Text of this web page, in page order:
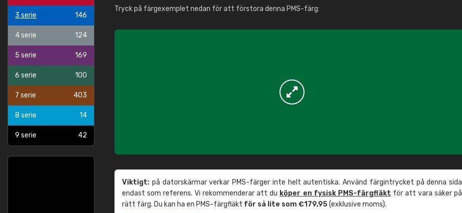
3 serie 146
4 serie 124
5 serie 169
6 serie 100
7 serie 403
8 serie 14
9 serie 42
Tryck på färgexemplet nedan för att förstora denna PMS-färg:
Viktigt: på datorskärmar verkar PMS-färger inte helt autentiska. Använd färgintrycket på denna sida
endast som referens. Vi rekommenderar att du köper en fysisk PMS-färgfläkt för att vara säker på
rätt färg. Du kan ha en PMS-färgfläkt för så lite som €179,95(exklusive moms).